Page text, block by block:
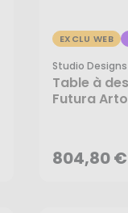
EXCLU WEB
Studio Designs
Table à
Futura
804,80 €
804,80 €